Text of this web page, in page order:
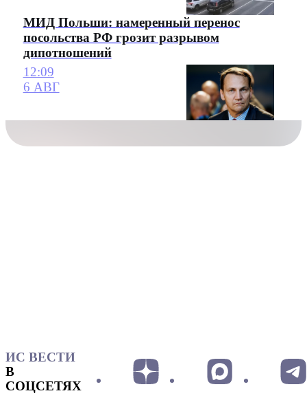
МИД Польши: намеренный перенос
посольства РФ грозит разрывом
дипотношений
12:09
6 АВГ
ИС ВЕСТИ
В
СОЦСЕТЯХ